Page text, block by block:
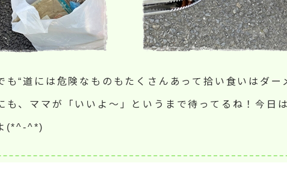
も“道には危険なものもたくさんあって拾い食いはダー
も、ママが「いいよ～」というまで待ってるね！今日
(*^-^*)